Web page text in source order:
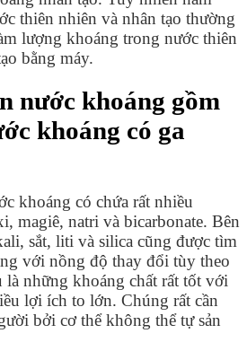
thiên nhiên và nhân tạo thường
lượng khoáng trong nước thiên
bằng máy.
nước khoáng gồm
khoáng có ga
khoáng có chứa rất nhiều
magiê, natri và bicarbonate. Bên
sắt, liti và silica cũng được tìm
với nồng độ thay đổi tùy theo
những khoáng chất rất tốt với
lợi ích to lớn. Chúng rất cần
bởi cơ thể không thể tự sản